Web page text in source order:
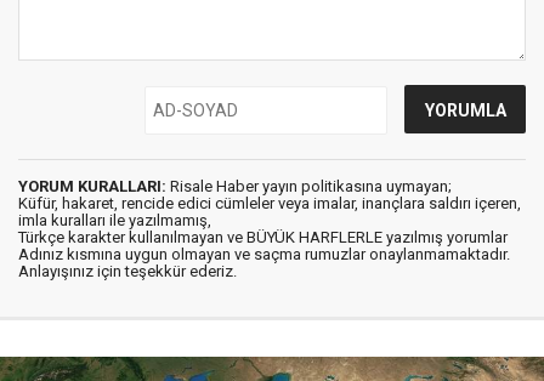
YORUM KURALLARI: Risale Haber yayın politikasına uymayan;
Küfür, hakaret, rencide edici cümleler veya imalar, inançlara saldırı içeren,
imla kuralları ile yazılmamış,
Türkçe karakter kullanılmayan ve BÜYÜK HARFLERLE yazılmış yorumlar
Adınız kısmına uygun olmayan ve saçma rumuzlar onaylanmamaktadır.
Anlayışınız için teşekkür ederiz.